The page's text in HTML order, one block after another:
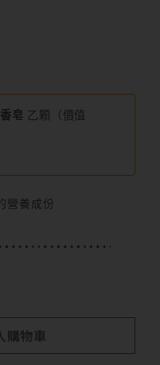
皂 乙顆（價值
營養成份
購物車